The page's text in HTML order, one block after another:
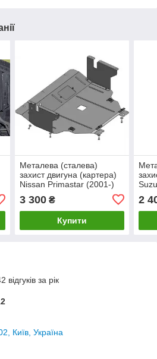
Металева (сталева)
захист двигуна (картера)
Nissan Primastar (2001-)
3 300₴
Купити
2
за рік
Київ, Україна